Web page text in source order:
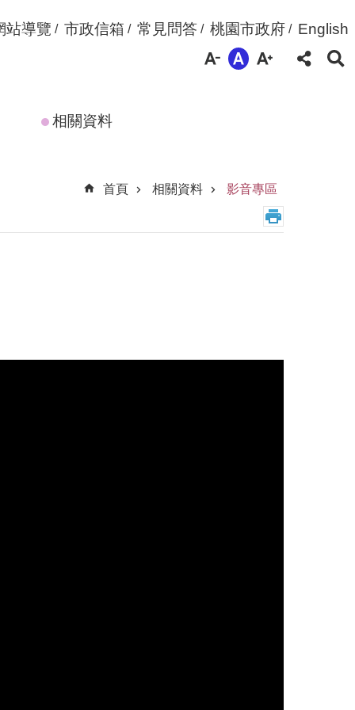
站導覽 市政信箱 常見問答 桃園市政府 English
相關資料
首頁
相關資料 影音專區